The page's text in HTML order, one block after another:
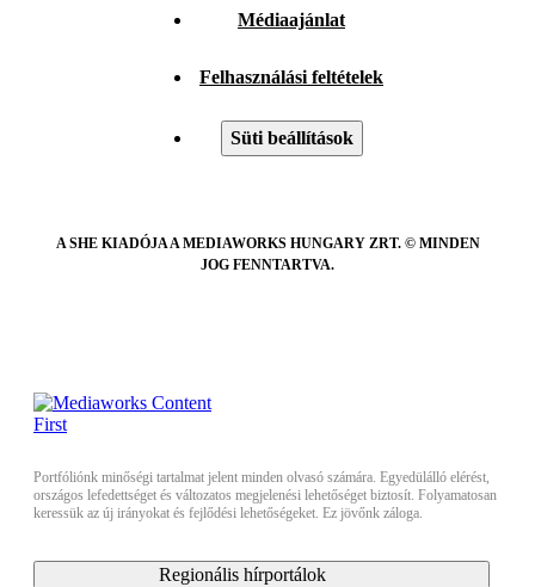
Médiaajánlat
Felhasználási feltételek
Süti beállítások
A SHE KIADÓJA A MEDIAWORKS HUNGARY ZRT. © MINDEN
JOG FENNTARTVA.
Portfóliónk minőségi tartalmat jelent minden olvasó számára. Egyedülálló elérést,
országos lefedettséget és változatos megjelenési lehetőséget biztosít. Folyamatosan
keressük az új irányokat és fejlődési lehetőségeket. Ez jövőnk záloga.
Regionális hírportálok